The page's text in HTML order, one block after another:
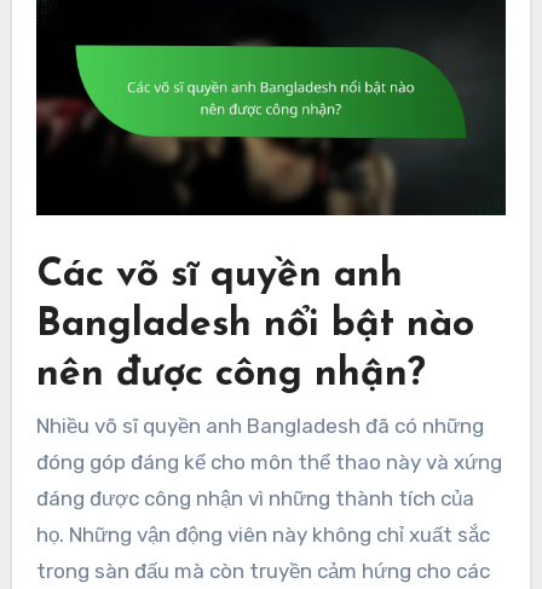
Các võ sĩ quyền anh
Bangladesh nổi bật nào
nên được công nhận?
Nhiều võ sĩ quyền anh Bangladesh đã có những
đóng góp đáng kể cho môn thể thao này và xứng
đáng được công nhận vì những thành tích của
họ. Những vận động viên này không chỉ xuất sắc
trong sàn đấu mà còn truyền cảm hứng cho các